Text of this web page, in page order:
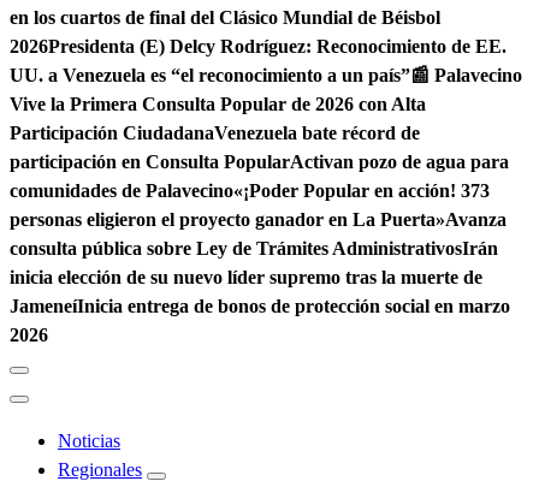
en los cuartos de final del Clásico Mundial de Béisbol
2026Presidenta (E) Delcy Rodríguez: Reconocimiento de EE.
UU. a Venezuela es “el reconocimiento a un país”📰 Palavecino
Vive la Primera Consulta Popular de 2026 con Alta
Participación CiudadanaVenezuela bate récord de
participación en Consulta PopularActivan pozo de agua para
comunidades de Palavecino«¡Poder Popular en acción! 373
personas eligieron el proyecto ganador en La Puerta»Avanza
consulta pública sobre Ley de Trámites AdministrativosIrán
inicia elección de su nuevo líder supremo tras la muerte de
JameneíInicia entrega de bonos de protección social en marzo
2026
Noticias
Regionales